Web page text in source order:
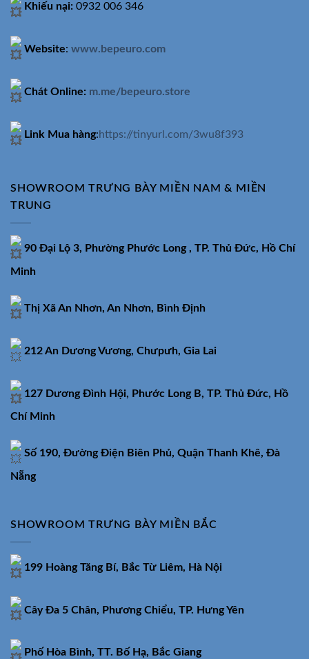
Khiếu nại: 0932 006 346
Website: www.bepeuro.com
Chát Online: m.me/bepeuro.store
Link Mua hàng:https://tinyurl.com/3wu8f393
SHOWROOM TRƯNG BÀY MIỀN NAM & MIỀN
TRUNG
90 Đại Lộ 3, Phường Phước Long , TP. Thủ Đức, Hồ Chí
Minh
Thị Xã An Nhơn, An Nhơn, Bình Định
212 An Dương Vương, Chưpưh, Gia Lai
127 Dương Đình Hội, Phước Long B, TP. Thủ Đức, Hồ
Chí Minh
Số 190, Đường Điện Biên Phủ, Quận Thanh Khê, Đà
Nẵng
SHOWROOM TRƯNG BÀY MIỀN BẮC
199 Hoàng Tăng Bí, Bắc Từ Liêm, Hà Nội
Cây Đa 5 Chân, Phương Chiểu, TP. Hưng Yên
Phố Hòa Bình, TT. Bố Hạ, Bắc Giang